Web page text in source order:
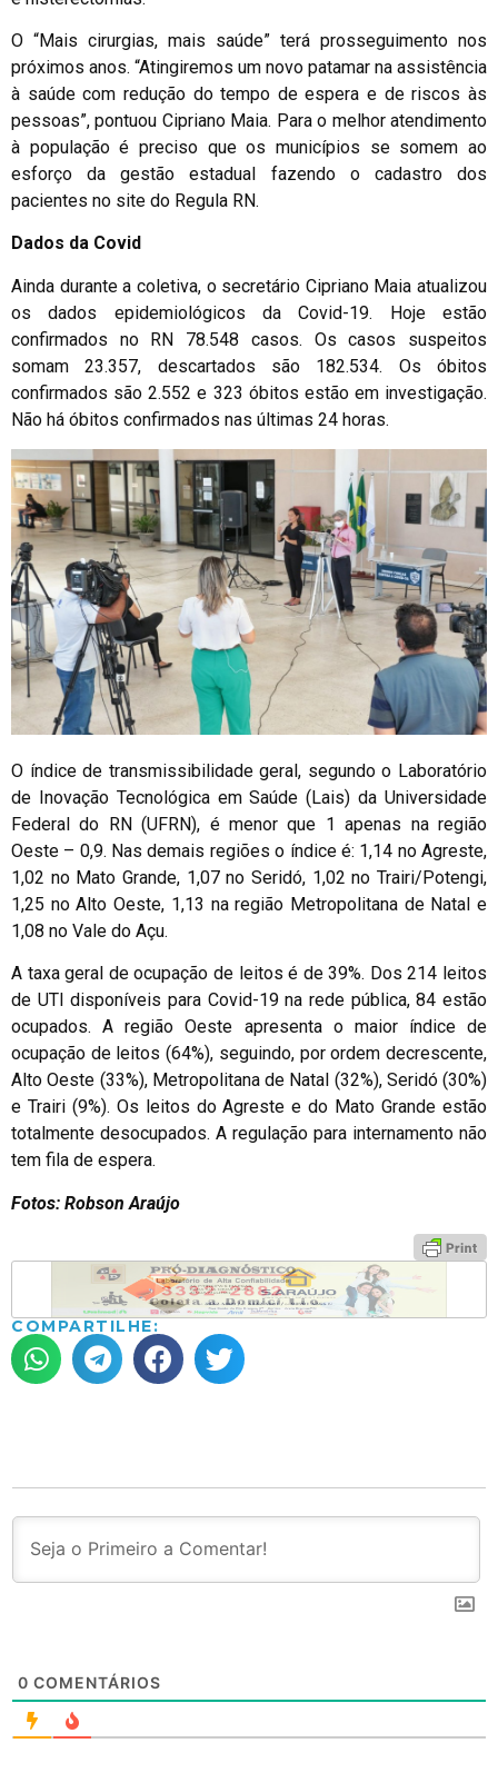
O “Mais cirurgias, mais saúde” terá prosseguimento nos
próximos anos. “Atingiremos um novo patamar na assistência
à saúde com redução do tempo de espera e de riscos às
pessoas”, pontuou Cipriano Maia. Para o melhor atendimento
à população é preciso que os municípios se somem ao
esforço da gestão estadual fazendo o cadastro dos
pacientes no site do Regula RN.
Dados da Covid
Ainda durante a coletiva, o secretário Cipriano Maia atualizou
os dados epidemiológicos da Covid-19. Hoje estão
confirmados no RN 78.548 casos. Os casos suspeitos
somam 23.357, descartados são 182.534. Os óbitos
confirmados são 2.552 e 323 óbitos estão em investigação.
Não há óbitos confirmados nas últimas 24 horas.
O índice de transmissibilidade geral, segundo o Laboratório
de Inovação Tecnológica em Saúde (Lais) da Universidade
Federal do RN (UFRN), é menor que 1 apenas na região
Oeste – 0,9. Nas demais regiões o índice é: 1,14 no Agreste,
1,02 no Mato Grande, 1,07 no Seridó, 1,02 no Trairi/Potengi,
1,25 no Alto Oeste, 1,13 na região Metropolitana de Natal e
1,08 no Vale do Açu.
A taxa geral de ocupação de leitos é de 39%. Dos 214 leitos
de UTI disponíveis para Covid-19 na rede pública, 84 estão
ocupados. A região Oeste apresenta o maior índice de
ocupação de leitos (64%), seguindo, por ordem decrescente,
Alto Oeste (33%), Metropolitana de Natal (32%), Seridó (30%)
e Trairi (9%). Os leitos do Agreste e do Mato Grande estão
totalmente desocupados. A regulação para internamento não
tem fila de espera.
Fotos: Robson Araújo
COMPARTILHE:
0 COMENTÁRIOS